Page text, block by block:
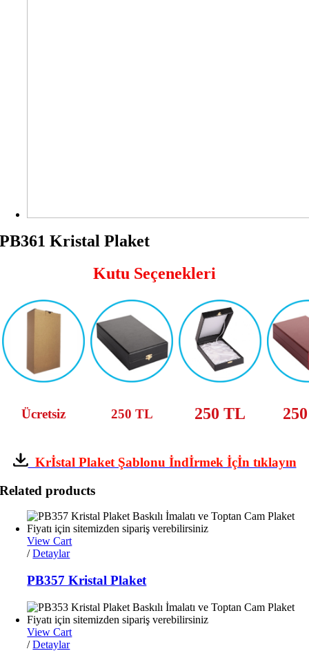
PB361 Kristal Plaket
Kutu Seçenekleri
Ücretsiz 250 TL 250 TL
Krİstal Plaket Şablonu İndİrmek İçİn tıklayın
Related products
View Cart
/ Detaylar
PB357 Kristal Plaket
View Cart
/ Detaylar